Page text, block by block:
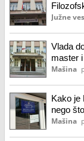
visokim
Južne
Vlada
master
jezika i
Mašina
Kako je
nego
Mašina